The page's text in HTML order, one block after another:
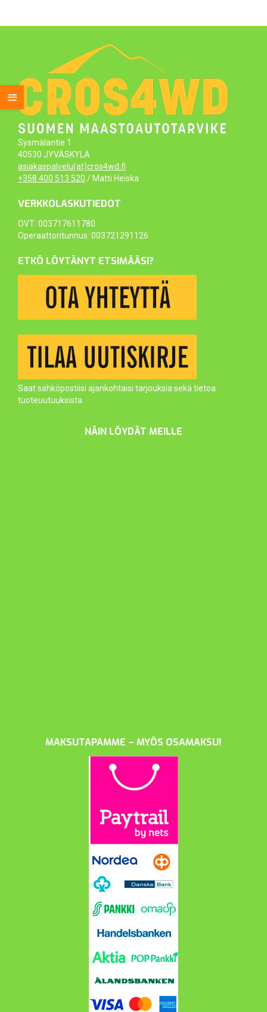
Sysmäläntie 1
40530 JYVÄSKYLÄ
asiakaspalvelu(at)cros4wd.fi
+358 400 513 520 / Matti Heiska
VERKKOLASKUTIEDOT
OVT: 003717611780
Operaattoritunnus: 003721291126
ETKÖ LÖYTÄNYT ETSIMÄÄSI?
Saat sähköpostiisi ajankohtaisi tarjouksia sekä tietoa
tuoteuutuuksista.
NÄIN LÖYDÄT MEILLE
MAKSUTAPAMME – MYÖS OSAMAKSU!